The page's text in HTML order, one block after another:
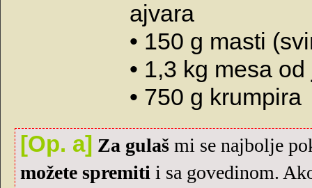
ajvara
• 150 g masti
• 1,3 kg mesa od
• 750 g krumpira
[Op. a] Za gulaš mi se najbolje
možete spremiti i sa govedinom.